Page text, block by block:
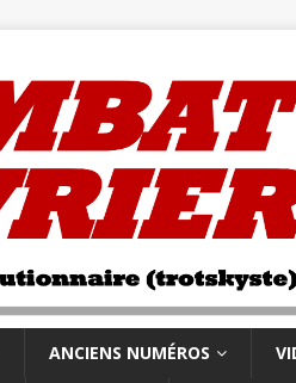
ANCIENS NUMÉROS